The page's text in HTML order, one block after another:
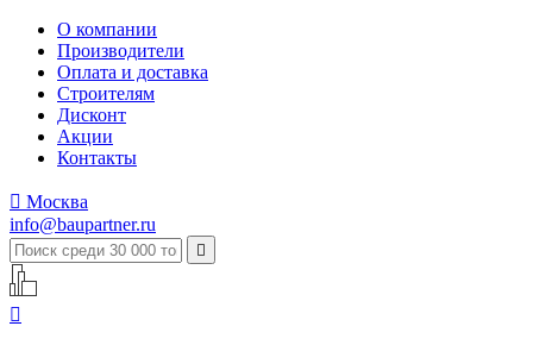
О компании
Производители
Оплата и доставка
Строителям
Дисконт
Акции
Контакты
 Москва
info@baupartner.ru

